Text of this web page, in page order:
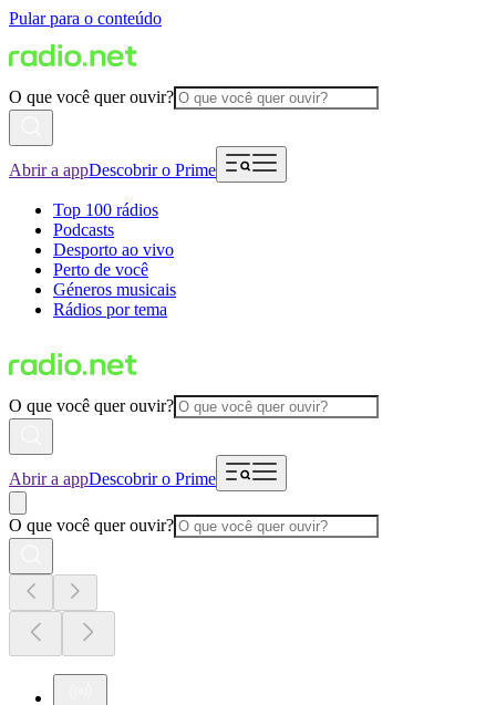
Pular para o conteúdo
O que você quer ouvir?
Abrir a appDescobrir o Prime
Top 100 rádios
Podcasts
Desporto ao vivo
Perto de você
Géneros musicais
Rádios por tema
O que você quer ouvir?
Abrir a appDescobrir o Prime
O que você quer ouvir?